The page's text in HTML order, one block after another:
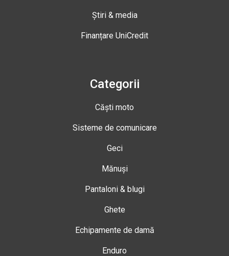
Știri & media
Finanțare UniCredit
Categorii
Căști moto
Sisteme de comunicare
Geci
Mănuși
Pantaloni & blugi
Ghete
Echipamente de damă
Enduro